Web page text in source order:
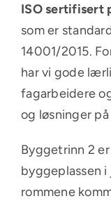
ISO sertifisert
som er
14001/2015.
har vi gode
fagarbeidere
og løsninger
Byggetrinn 2
byggeplassen i
rommene